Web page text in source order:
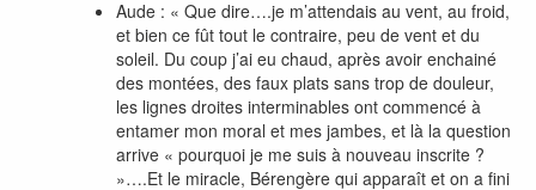
Aude : « Que dire….je m’attendais au vent, au froid,
et bien ce fût tout le contraire, peu de vent et du
soleil. Du coup j’ai eu chaud, après avoir enchainé
des montées, des faux plats sans trop de douleur,
les lignes droites interminables ont commencé à
entamer mon moral et mes jambes, et là la question
arrive « pourquoi je me suis à nouveau inscrite ?
»….Et le miracle, Bérengère qui apparaît et on a fini